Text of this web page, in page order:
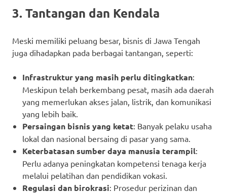
3. Tantangan dan Kendala
Meski memiliki peluang besar, bisnis di Jawa Tengah
juga dihadapkan pada berbagai tantangan, seperti:
Infrastruktur yang masih perlu ditingkatkan:
Meskipun telah berkembang pesat, masih ada daerah
yang memerlukan akses jalan, listrik, dan komunikasi
yang lebih baik.
Persaingan bisnis yang ketat: Banyak pelaku usaha
lokal dan nasional bersaing di pasar yang sama.
Keterbatasan sumber daya manusia terampil:
Perlu adanya peningkatan kompetensi tenaga kerja
melalui pelatihan dan pendidikan vokasi.
Regulasi dan birokrasi: Prosedur perizinan dan